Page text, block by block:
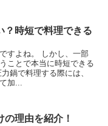
？時短で料理できる
すよね。 しかし、一部
ことで本当に時短できる
鍋で料理する際には、
加...
理由を紹介！